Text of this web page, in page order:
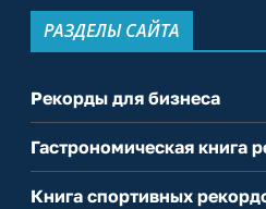
РАЗДЕЛЫ САЙТА
Рекорды для бизнеса
Гастрономическая книга
Книга спортивных